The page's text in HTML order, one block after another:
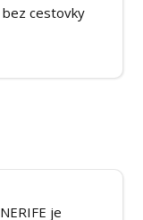
bez cestovky
je